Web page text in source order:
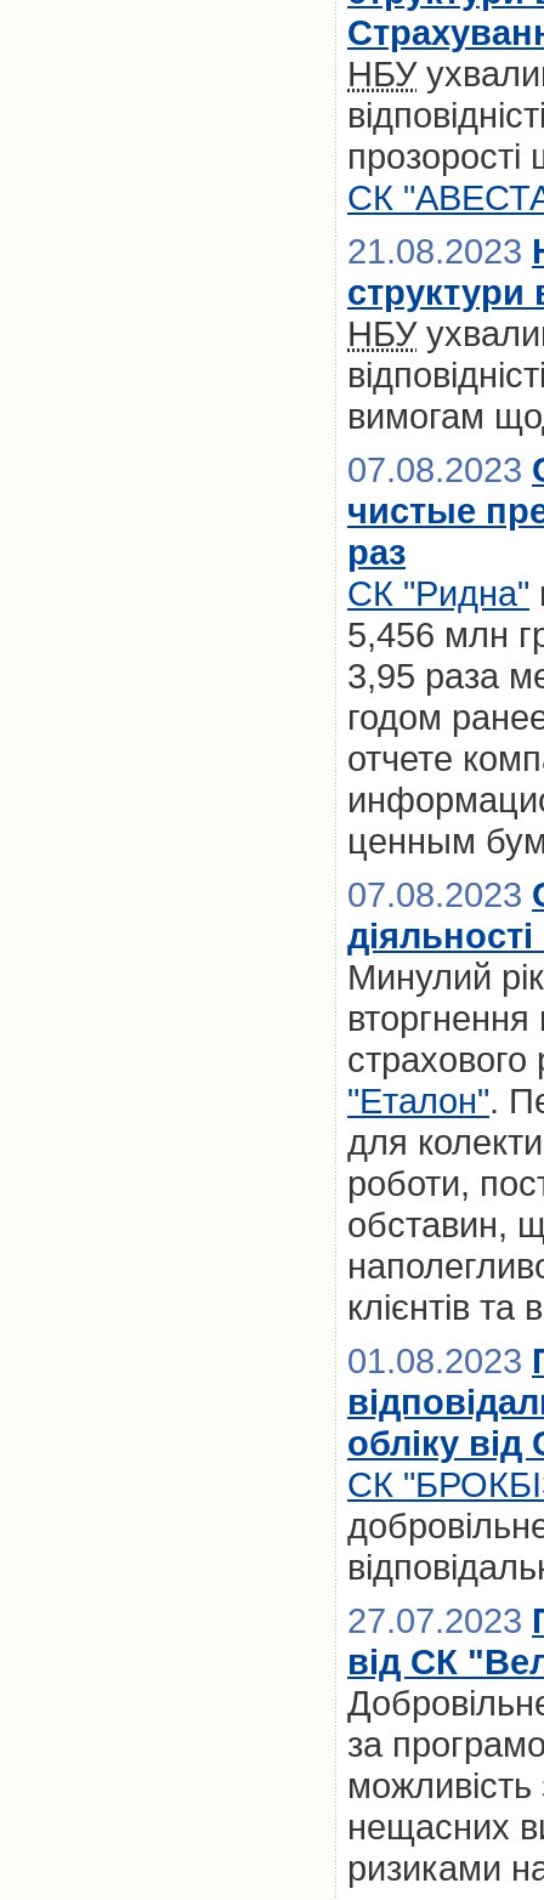
НБУ
СК
21.08.2023
структури
НБУ
вимогам
07.08.2023
чистые
раз
СК "Ридна"
5,456 млн
3,95 раза
годом
отчете
ценным
07.08.2023
Минулий
страхового
"Еталон".
для
роботи,
обставин,
клієнтів
01.08.2023
обліку
СК
27.07.2023
від СК
за
нещасних
ризиками